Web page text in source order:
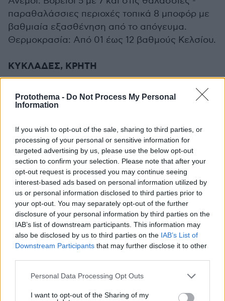
Protothema - Do Not Process My Personal
Information
If you wish to opt-out of the sale, sharing to third parties, or
processing of your personal or sensitive information for
targeted advertising by us, please use the below opt-out
section to confirm your selection. Please note that after your
opt-out request is processed you may continue seeing
interest-based ads based on personal information utilized by
us or personal information disclosed to third parties prior to
your opt-out. You may separately opt-out of the further
disclosure of your personal information by third parties on the
IAB’s list of downstream participants. This information may
also be disclosed by us to third parties on the IAB’s List of
Downstream Participants that may further disclose it to other
Please note that this website/app uses one or more Google
not limited to your visit or usage behaviour. You may click to
Personal Data Processing Opt Outs
I want to opt-out of the Sharing of my
παραθαλάσσιες περιοχές τοπικά 8 μποφόρ με
βαθμιαία εξασθένηση από το απόγευμα.
Θερμοκρασία: Από 01 έως 12 βαθμούς Κελσίου.
ΚΥΚΛΑΔΕΣ, ΚΡΗΤΗ
Καιρός: Αυξημένες νεφώσεις με βροχές και
σποραδικές καταιγίδες στην Κρήτη τις πρωινές
Ανεμοι: Από βόρειες διευθύνσεις 7 με 8 και
πρόσκαιρα τις πρωινές ώρες τοπικά 9 μποφόρ.
Θερμοκρασία: Από 10 έως 17 βαθμούς Κελσίου.
ΝΗΣΙΑ ΑΝΑΤΟΛΙΚΟΥ ΑΙΓΑΙΟΥ -
ΔΩΔΕΚΑΝΗΣΑ
Καιρός: Λίγες νεφώσεις πρόσκαιρα αυξημένες
τις πρωινές ώρες με τοπικές βροχές στα νότια.
Ανεμοι: Από βόρειες διευθύνσεις 6 με 7 και
πρόσκαιρα τις πρωινές ώρες στα βόρεια 8 και
τοπικά 9 μποφόρ.